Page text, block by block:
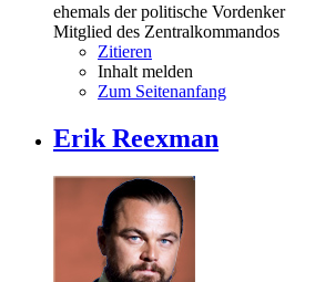
ehemals der politische Vordenker
Mitglied des Zentralkommandos
Zitieren
Inhalt melden
Zum Seitenanfang
Erik Reexman